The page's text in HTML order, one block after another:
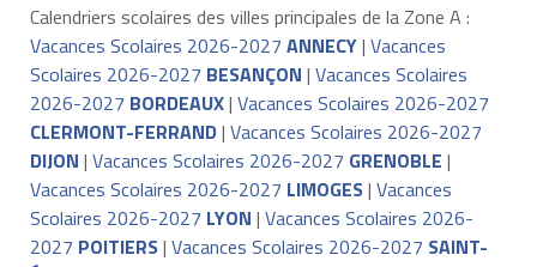
Calendriers scolaires des villes principales de la Zone A :
Vacances Scolaires 2026-2027 ANNECY| Vacances
Scolaires 2026-2027 BESANÇON | Vacances Scolaires
2026-2027 BORDEAUX| Vacances Scolaires 2026-2027
CLERMONT-FERRAND| Vacances Scolaires 2026-2027
DIJON | Vacances Scolaires 2026-2027 GRENOBLE |
Vacances Scolaires 2026-2027 LIMOGES| Vacances
Scolaires 2026-2027 LYON | Vacances Scolaires 2026-
2027 POITIERS| Vacances Scolaires 2026-2027 SAINT-